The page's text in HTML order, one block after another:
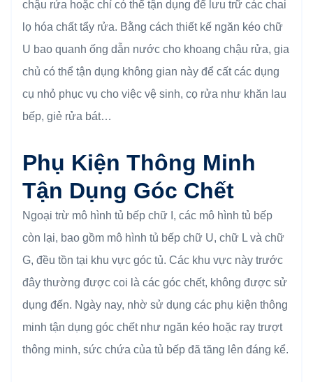
chậu rửa hoặc chỉ có thể tận dụng để lưu trữ các chai
lọ hóa chất tẩy rửa. Bằng cách thiết kế ngăn kéo chữ
U bao quanh ống dẫn nước cho khoang chậu rửa, gia
chủ có thể tận dụng không gian này để cất các dụng
cụ nhỏ phục vụ cho việc vệ sinh, cọ rửa như khăn lau
bếp, giẻ rửa bát…
Phụ Kiện Thông Minh
Tận Dụng Góc Chết
Ngoại trừ mô hình tủ bếp chữ I, các mô hình tủ bếp
còn lại, bao gồm mô hình tủ bếp chữ U, chữ L và chữ
G, đều tồn tại khu vực góc tủ. Các khu vực này trước
đây thường được coi là các góc chết, không được sử
dụng đến. Ngày nay, nhờ sử dụng các phụ kiện thông
minh tận dụng góc chết như ngăn kéo hoặc ray trượt
thông minh, sức chứa của tủ bếp đã tăng lên đáng kể.